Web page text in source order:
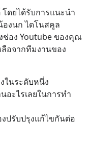
ดยได้รับการแนะนำ
องนก ไดโนสคูล
ช่อง Youtube ของคุณ
อจากทีมงานของ
ในระดับหนึ่ง
ะไรเลยในการทำ
ปรับปรุงแก้ไขกันต่อ